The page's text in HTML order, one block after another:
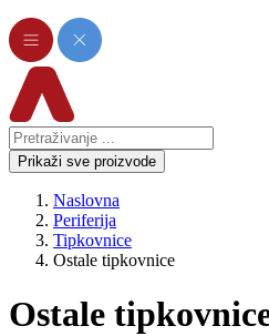
Prikaži sve proizvode
Naslovna
Periferija
Tipkovnice
Ostale tipkovnice
Ostale